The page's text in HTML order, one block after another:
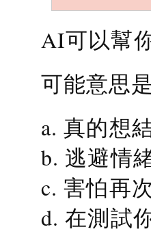
AI可以幫
可能意思
a. 真的想
b. 逃避情
c. 害怕再
d. 在測試